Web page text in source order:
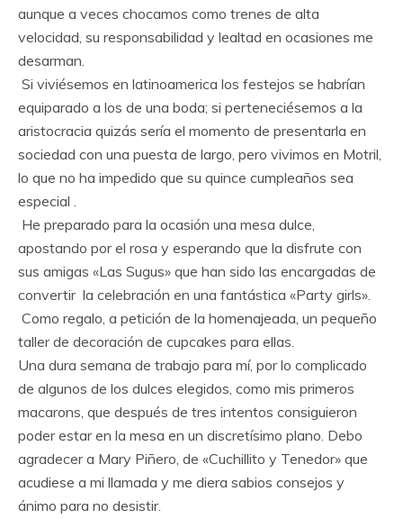
aunque a veces chocamos como trenes de alta
velocidad, su responsabilidad y lealtad en ocasiones me
desarman.
Si viviésemos en latinoamerica los festejos se habrían
equiparado a los de una boda; si perteneciésemos a la
aristocracia quizás sería el momento de presentarla en
sociedad con una puesta de largo, pero vivimos en Motril,
lo que no ha impedido que su quince cumpleaños sea
especial .
He preparado para la ocasión una mesa dulce,
apostando por el rosa y esperando que la disfrute con
sus amigas «Las Sugus» que han sido las encargadas de
convertir la celebración en una fantástica «Party girls».
Como regalo, a petición de la homenajeada, un pequeño
taller de decoración de cupcakes para ellas.
Una dura semana de trabajo para mí, por lo complicado
de algunos de los dulces elegidos, como mis primeros
macarons, que después de tres intentos consiguieron
poder estar en la mesa en un discretísimo plano. Debo
agradecer a Mary Piñero, de «Cuchillito y Tenedor» que
acudiese a mi llamada y me diera sabios consejos y
ánimo para no desistir.